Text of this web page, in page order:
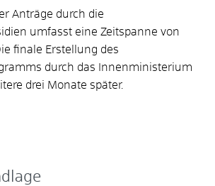
Anträge durch die
umfasst eine Zeitspanne von
finale Erstellung des
durch das Innenministerium
drei Monate später.